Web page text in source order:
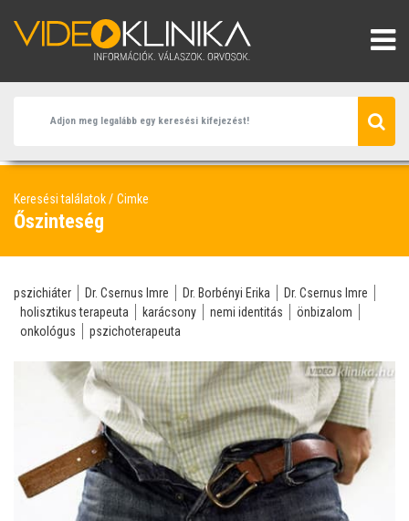
Keresési találatok Cimke
Őszinteség
pszichiáter Dr. Csernus Imre Dr. Borbényi Erika
Dr. Csernus Imre
holisztikus terapeuta
karácsony nemi identitás
önbizalom
onkológus
pszichoterapeuta